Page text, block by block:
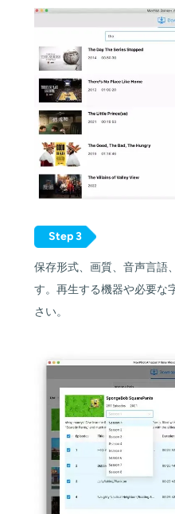
Step 3
保存形式、画質、音声言語
す。再生する機器や必要な
さい。